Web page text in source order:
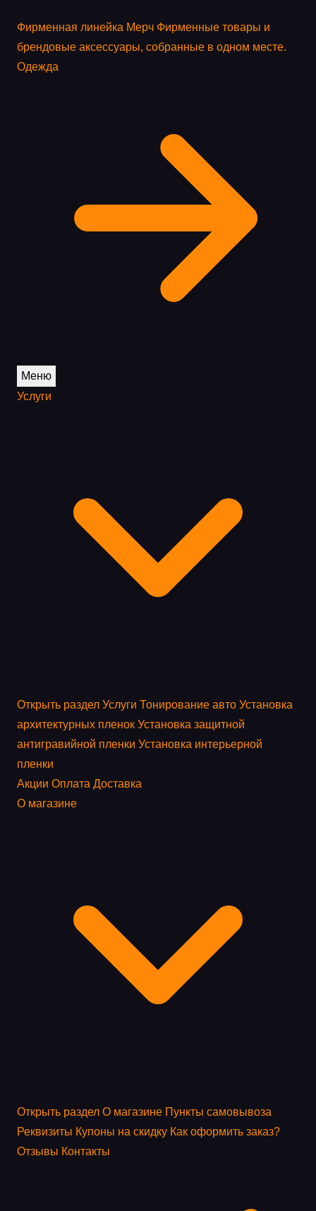
Фирменная линейка Мерч Фирменные товары и
брендовые аксессуары, собранные в одном месте.
Одежда
Меню
Услуги
Открыть раздел Услуги Тонирование авто Установка
архитектурных пленок Установка защитной
антигравийной пленки Установка интерьерной
пленки
Акции Оплата Доставка
О магазине
Открыть раздел О магазине Пункты самовывоза
Реквизиты Купоны на скидку Как оформить заказ?
Отзывы Контакты